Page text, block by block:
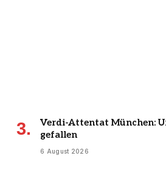
Verdi-Attentat München:
gefallen
6 August 2026